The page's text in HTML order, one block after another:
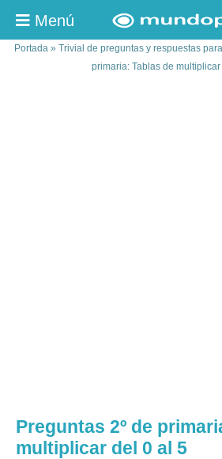
Menú
Portada » Trivial de preguntas y respuestas
primaria: Tablas de
Preguntas 2º de
multiplicar del 0 al 5